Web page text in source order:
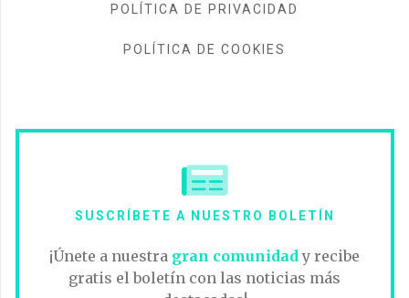
POLÍTICA DE PRIVACIDAD
POLÍTICA DE COOKIES
SUSCRÍBETE A NUESTRO BOLETÍN
¡Únete a nuestra gran comunidad y recibe
gratis el boletín con las noticias más